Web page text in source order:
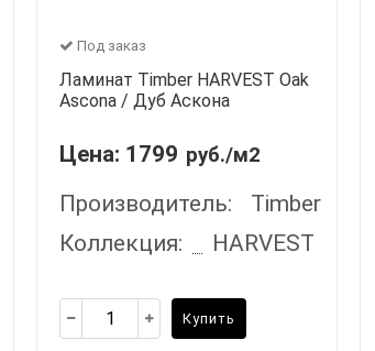
Под заказ
Ламинат Timber HARVEST Oak
Ascona / Дуб Аскона
Цена: 1799 руб./м2
Производитель:
Timber
Коллекция:
HARVEST
Купить